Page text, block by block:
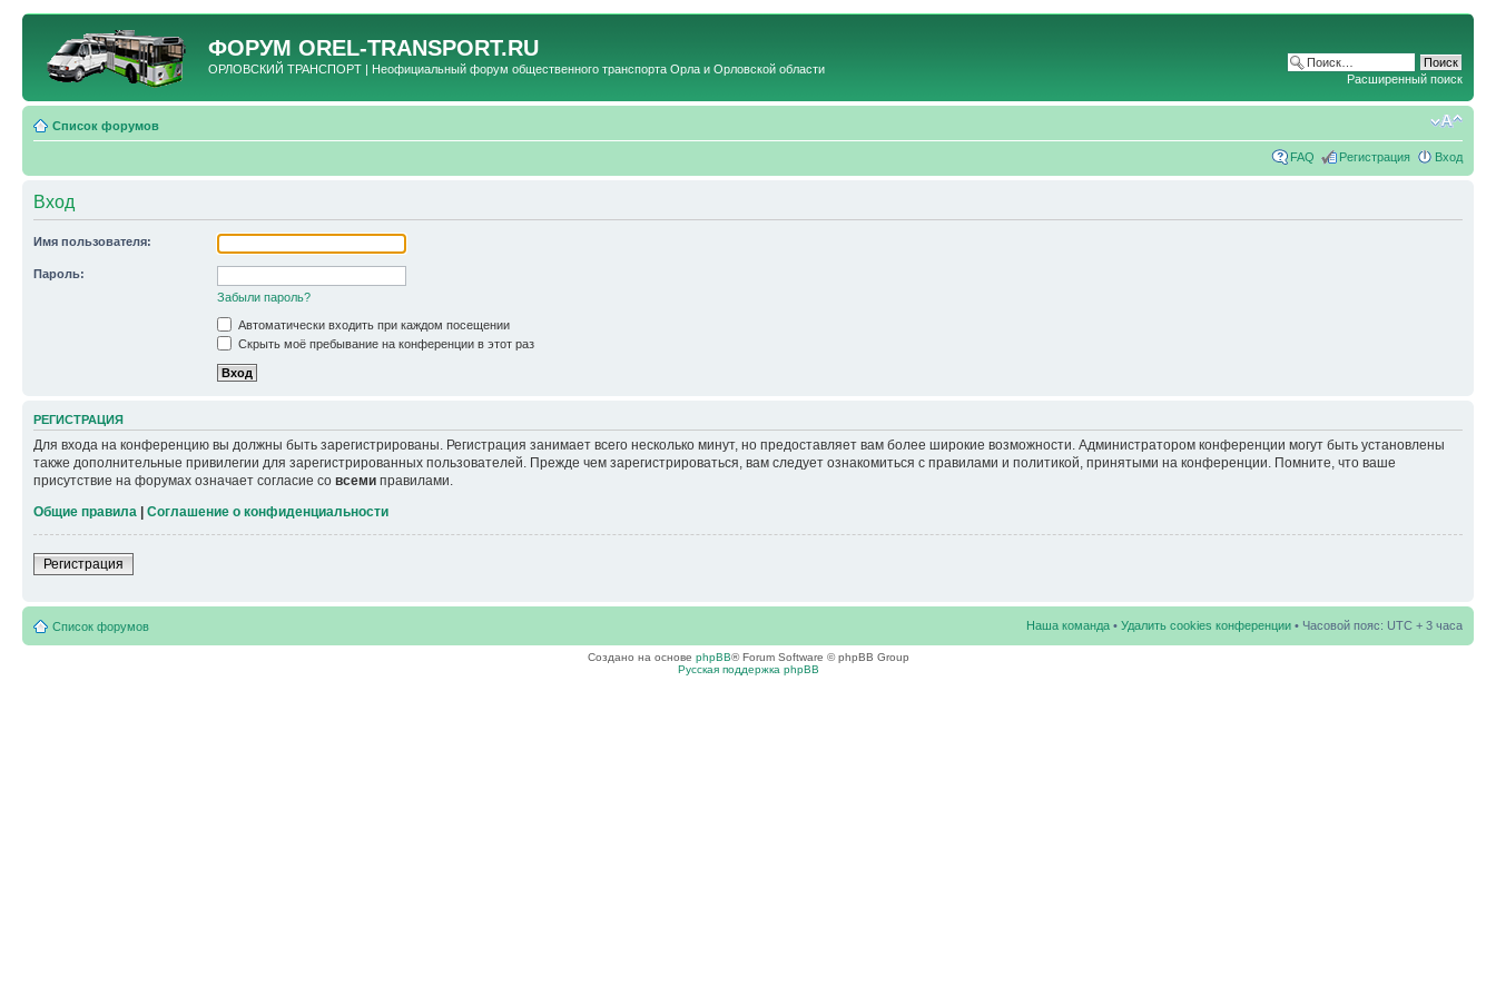
ФОРУМ OREL-TRANSPORT.RU
ОРЛОВСКИЙ ТРАНСПОРТ | Неофициальный форум общественного транспорта Орла и Орловской области
Расширенный поиск
Список форумов
FAQ Регистрация Вход
Вход
Имя пользователя:
Пароль:
Забыли пароль?
Автоматически входить при каждом посещении
Скрыть моё пребывание на конференции в этот раз
РЕГИСТРАЦИЯ
Для входа на конференцию вы должны быть зарегистрированы. Регистрация занимает всего несколько минут, но предоставляет вам более широкие возможности. Администратором конференции могут быть установлены
также дополнительные привилегии для зарегистрированных пользователей. Прежде чем зарегистрироваться, вам следует ознакомиться с правилами и политикой, принятыми на конференции. Помните, что ваше
присутствие на форумах означает согласие со всеми правилами.
Общие правила
Соглашение о конфиденциальности
Регистрация
Список форумов Наша команда • Удалить cookies конференции • Часовой пояс: UTC + 3 часа
Создано на основе phpBB® Forum Software © phpBB Group
Русская поддержка phpBB